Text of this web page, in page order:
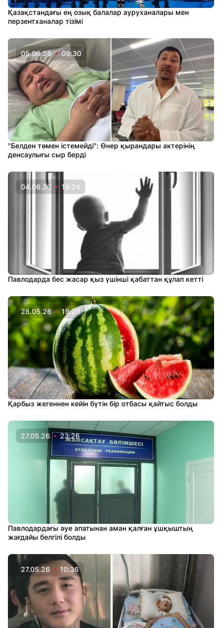
Қазақстандағы ең озық балалар ауруханалары мен
перзентханалар тізімі
05.06.26 09:30
"Белден төмен істемейді": Өнер қырандары актерінің
денсаулығы сыр берді
04.06.26 19:24
Павлодарда бес жасар қыз үшінші қабаттан құлап кетті
28.05.26 19:20
Қарбыз жегеннен кейін бүтін бір отбасы қайтыс болды
27.05.26 23:26
Павлодардағы әуе апатынан аман қалған ұшқыштың
жағдайы белгілі болды
27.05.26 10:36